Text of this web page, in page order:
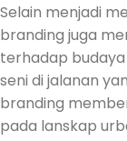
Selain menjadi
branding juga
terhadap
seni di jalanan
branding
pada lanskap